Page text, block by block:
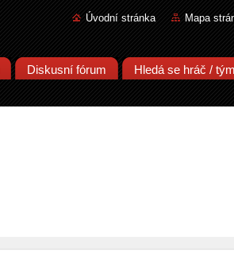
Úvodní stránka Mapa
Diskusní fórum Hledá se hráč / tým